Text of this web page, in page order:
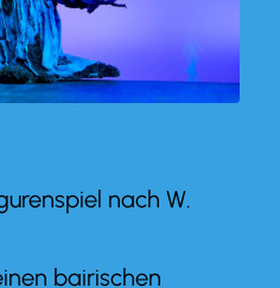
nach W.
bairischen